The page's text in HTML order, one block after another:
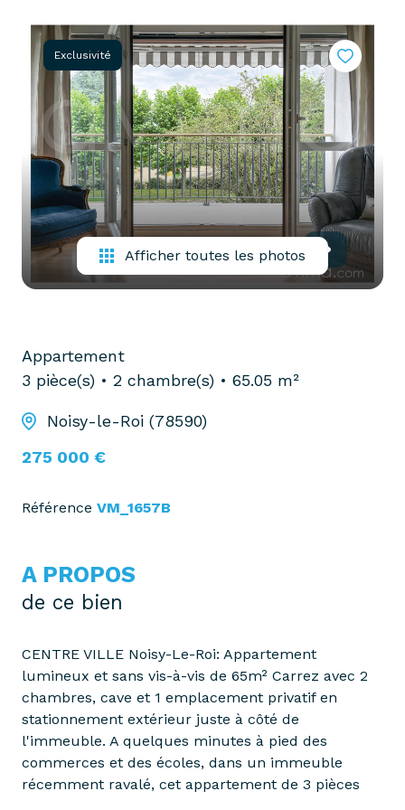
confiez-
nous
votre
recherche
acheter
biens
pro
louer
biens
pro
gestion
locative
vendre
mon
bien
confiez-
nous
votre
recherche
Exclusivité
Afficher toutes les photos
Appartement
3 pièce(s)
2 chambre(s) 65.05 m²
Noisy-le-Roi (78590)
275 000 €
Référence VM_1657B
A PROPOS
de ce bien
CENTRE VILLE Noisy-Le-Roi: Appartement
lumineux et sans vis-à-vis de 65m² Carrez avec 2
chambres, cave et 1 emplacement privatif en
stationnement extérieur juste à côté de
l'immeuble. A quelques minutes à pied des
commerces et des écoles, dans un immeuble
récemment ravalé, cet appartement de 3 pièces